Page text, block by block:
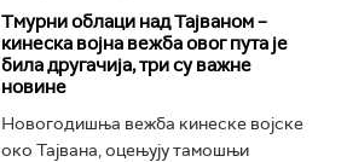
Тмурни облаци над Тајваном –
кинеска војна вежба овог пута је
била другачија, три су важне
новине
Новогодишња вежба кинеске војске
око Тајвана, оцењују тамошњи